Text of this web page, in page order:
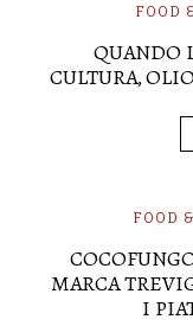
FOOD
QUANDO
CULTURA,
FOOD
MARCA
I